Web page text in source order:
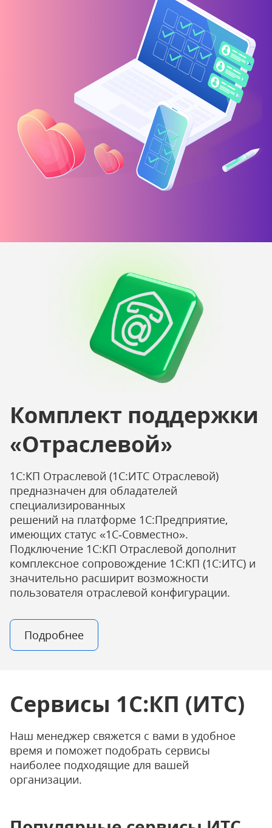
Комплект поддержки
«Отраслевой»
1С:КП Отраслевой (1С:ИТС Отраслевой)
предназначен для обладателей
специализированных
решений на платформе 1С:Предприятие,
имеющих статус «1С‑Совместно».
Подключение 1С:КП Отраслевой дополнит
комплексное сопровождение 1С:КП (1С:ИТС) и
значительно расширит возможности
пользователя отраслевой конфигурации.
Подробнее
Сервисы 1С:КП (ИТС)
Наш менеджер свяжется с вами в удобное
время и поможет подобрать сервисы
наиболее подходящие для вашей
организации.